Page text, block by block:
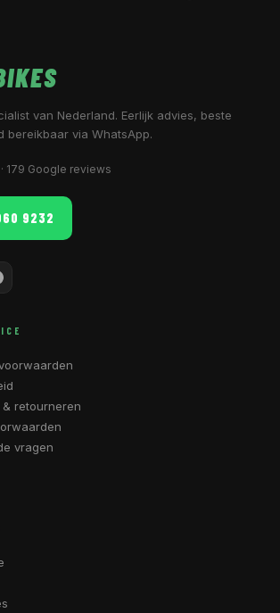
van Nederland. Eerlijk advies, beste
bereikbaar via WhatsApp.
179 Google reviews
9232
retourneren
vragen